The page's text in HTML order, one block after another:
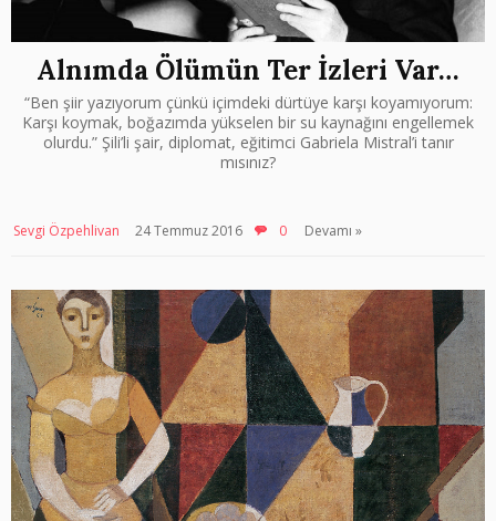
Alnımda Ölümün Ter İzleri Var…
“Ben şiir yazıyorum çünkü içimdeki dürtüye karşı koyamıyorum:
Karşı koymak, boğazımda yükselen bir su kaynağını engellemek
olurdu.” Şili’li şair, diplomat, eğitimci Gabriela Mistral’i tanır
mısınız?
Sevgi Özpehlivan 24 Temmuz 2016 0 Devamı »